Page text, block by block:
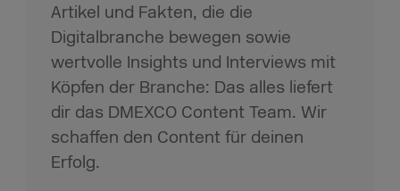
Artikel und Fakten, die die
Digitalbranche bewegen sowie
wertvolle Insights und Interviews mit
Köpfen der Branche: Das alles liefert
dir das DMEXCO Content Team. Wir
schaffen den Content für deinen
Erfolg.